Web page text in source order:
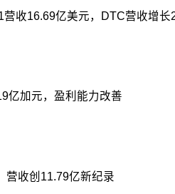
收16.69亿美元，DTC营收增长
亿加元，盈利能力改善
营收创11.79亿新纪录